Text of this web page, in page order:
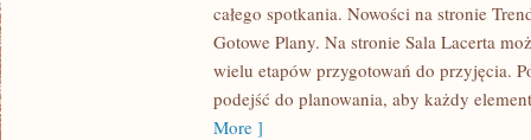
OKOLICZNOŚCIOWEcałego spotkania. Nowości na stronie
Gotowe Plany. Na stronie Sala Lacerta
wielu etapów przygotowań do przyjęcia.
podejść do planowania, aby każdy
More ]